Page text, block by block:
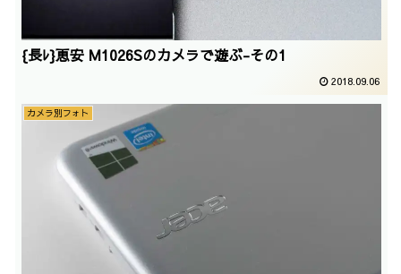
{長ﾚ}恵安 M1026Sのカメラで遊ぶ-その1
2018.09.06
カメラ別フォト